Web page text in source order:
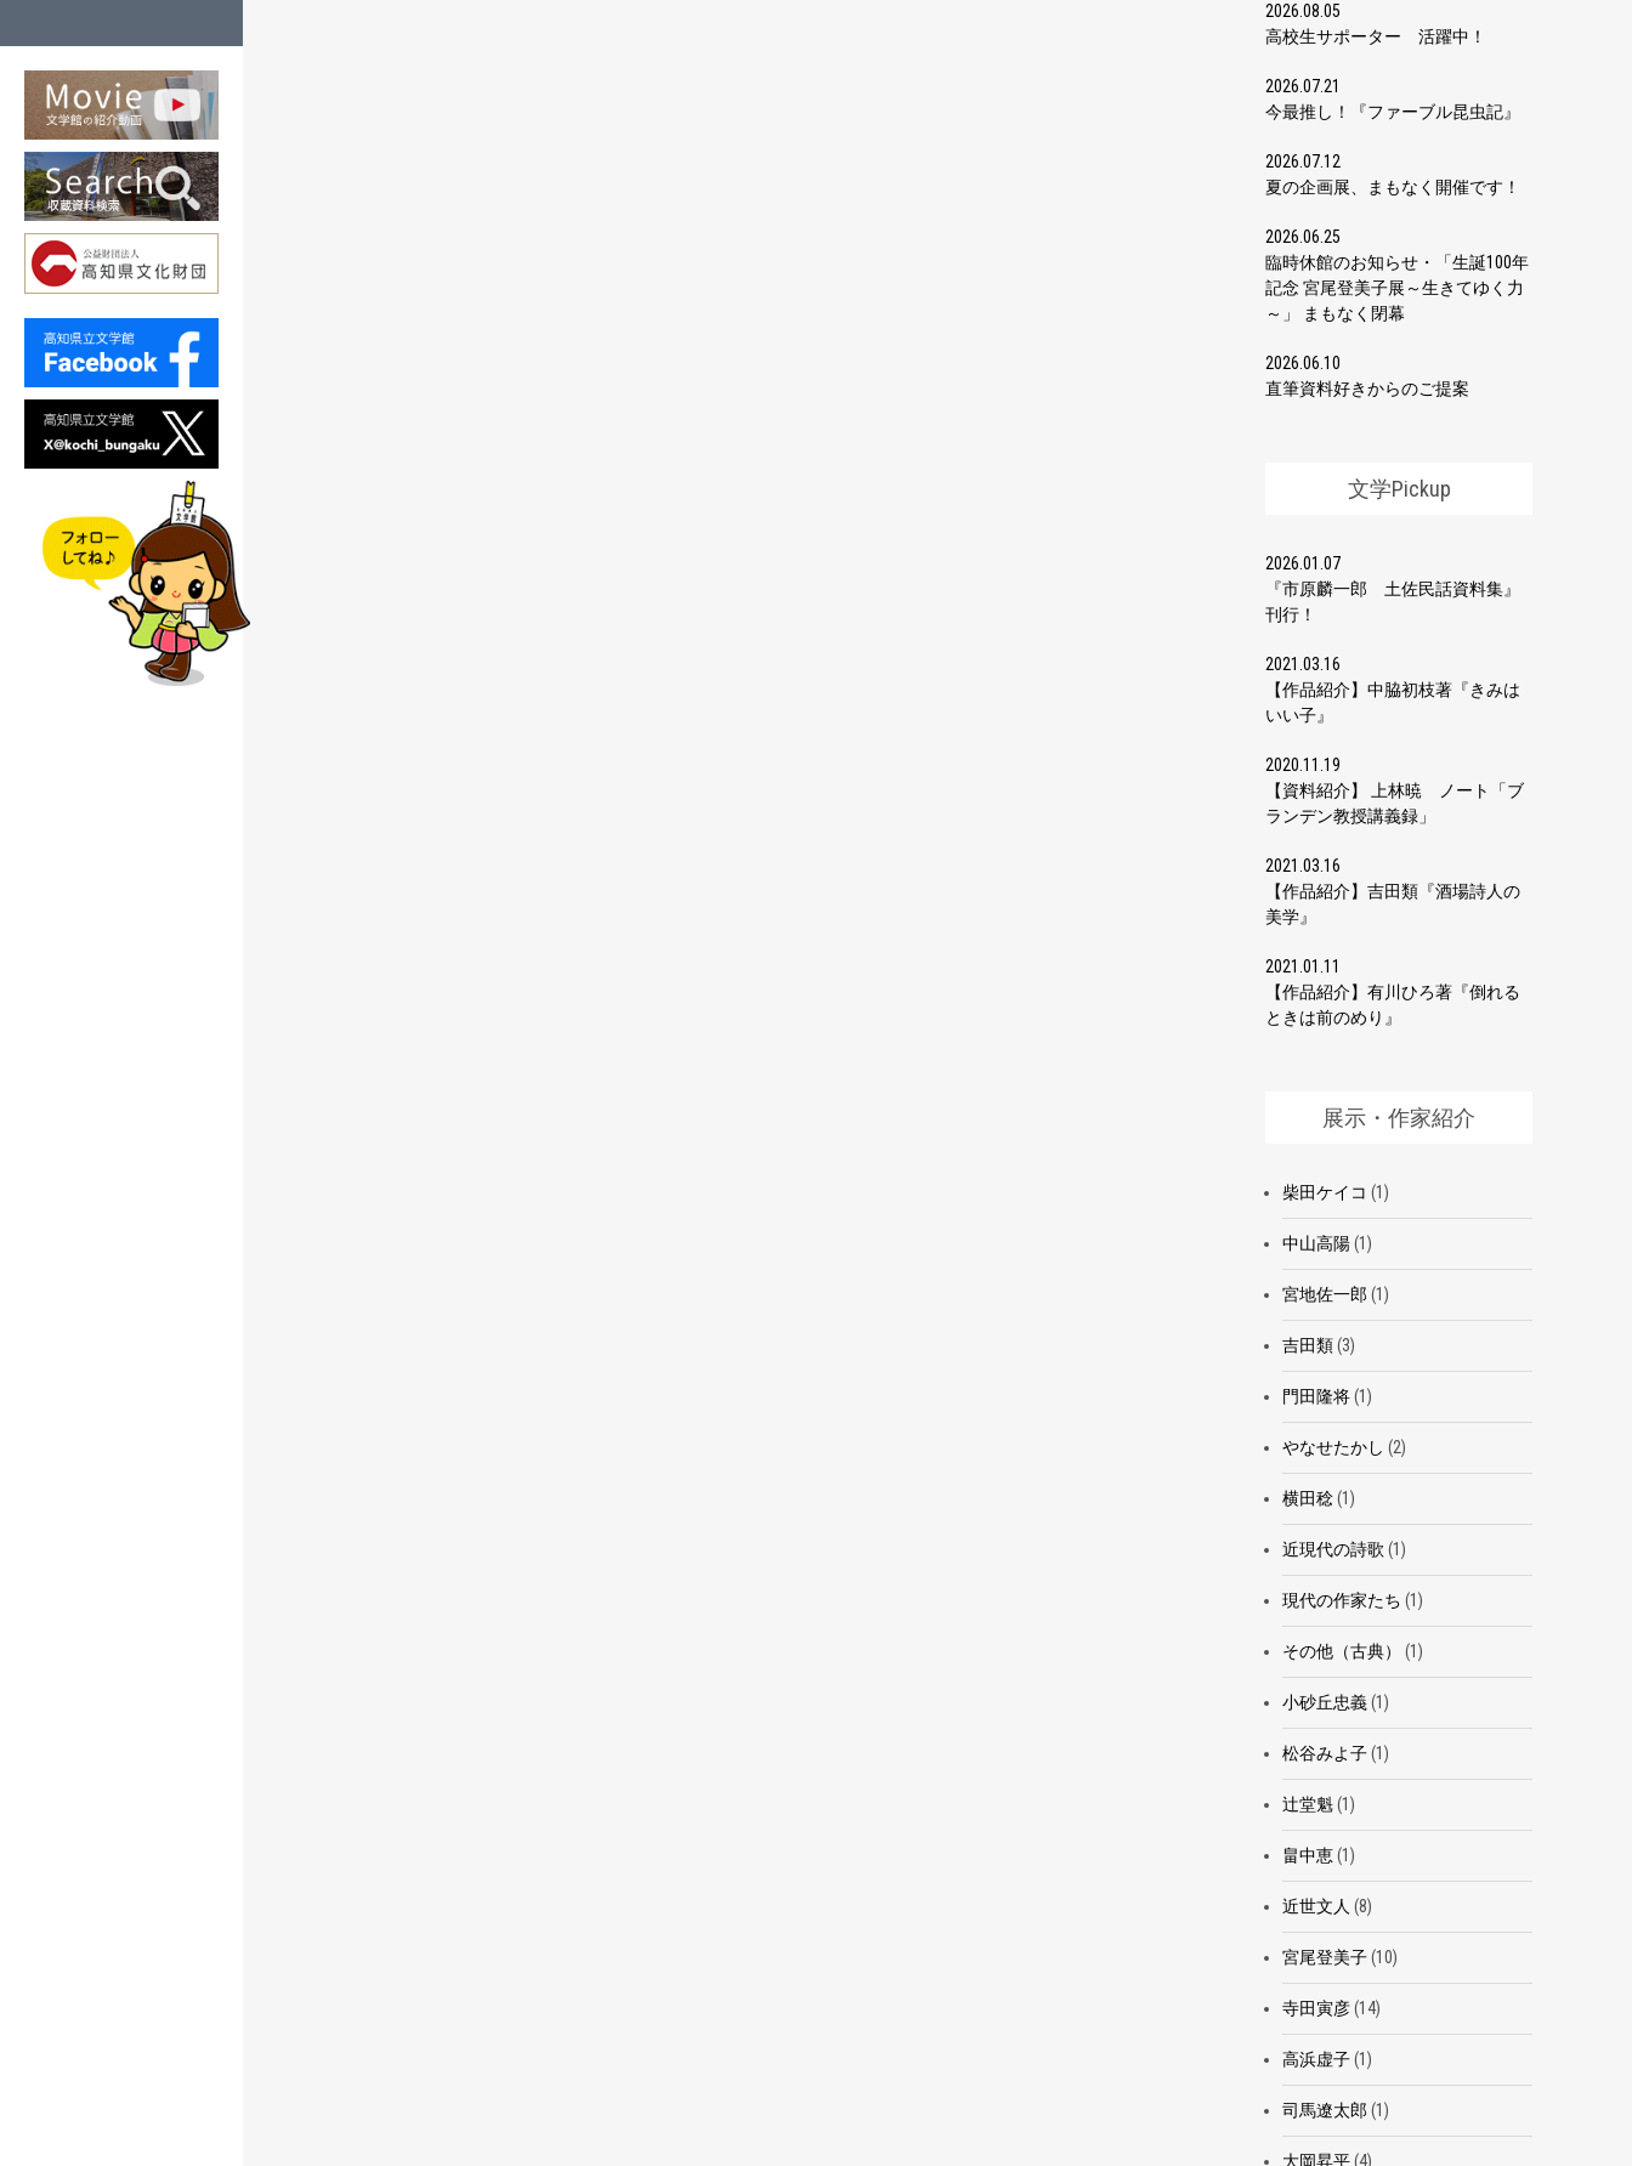
2026.08.05
高校生サポーター 活躍中！
2026.07.21
今最推し！『ファーブル昆虫記』
2026.07.12
夏の企画展、まもなく開催です！
2026.06.25
臨時休館のお知らせ・「生誕100年
記念 宮尾登美子展～生きてゆく力
～」 まもなく閉幕
2026.06.10
直筆資料好きからのご提案
文学Pickup
2026.01.07
『市原麟一郎 土佐民話資料集』
刊行！
2021.03.16
【作品紹介】中脇初枝著『きみは
いい子』
2020.11.19
【資料紹介】 上林暁 ノート「ブ
ランデン教授講義録」
2021.03.16
【作品紹介】吉田類『酒場詩人の
美学』
2021.01.11
【作品紹介】有川ひろ著『倒れる
ときは前のめり』
展示・作家紹介
柴田ケイコ (1)
中山高陽(1)
宮地佐一郎 (1)
吉田類(3)
門田隆将(1)
やなせたかし (2)
横田稔(1)
近現代の詩歌 (1)
現代の作家たち (1)
その他（古典） (1)
小砂丘忠義(1)
松谷みよ子(1)
辻堂魁(1)
畠中恵(1)
近世文人 (8)
宮尾登美子(10)
寺田寅彦(14)
高浜虚子(1)
司馬遼太郎 (1)
大岡昇平(4)